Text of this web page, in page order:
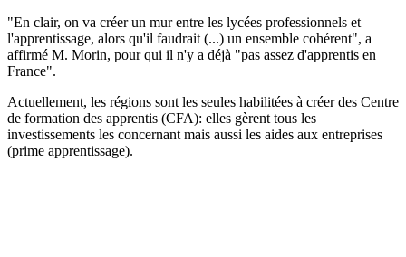
"En clair, on va créer un mur entre les lycées professionnels et
l'apprentissage, alors qu'il faudrait (...) un ensemble cohérent", a
affirmé M. Morin, pour qui il n'y a déjà "pas assez d'apprentis en
France".
Actuellement, les régions sont les seules habilitées à créer des Centre
de formation des apprentis (CFA): elles gèrent tous les
investissements les concernant mais aussi les aides aux entreprises
(prime apprentissage).